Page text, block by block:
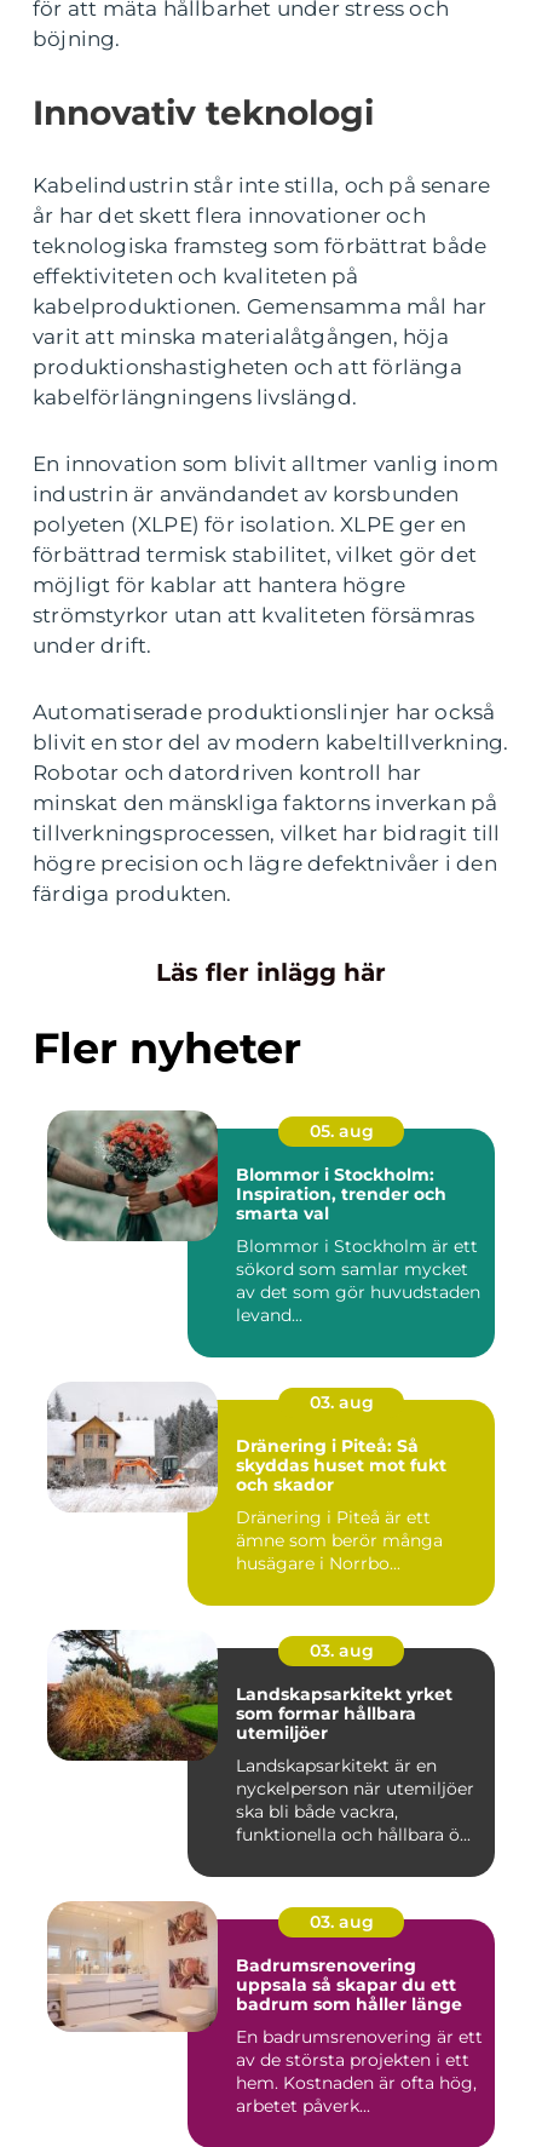
för att mäta hållbarhet under stress och
böjning.
Innovativ teknologi
Kabelindustrin står inte stilla, och på senare
år har det skett flera innovationer och
teknologiska framsteg som förbättrat både
effektiviteten och kvaliteten på
kabelproduktionen. Gemensamma mål har
varit att minska materialåtgången, höja
produktionshastigheten och att förlänga
kabelförlängningens livslängd.
En innovation som blivit alltmer vanlig inom
industrin är användandet av korsbunden
polyeten (XLPE) för isolation. XLPE ger en
förbättrad termisk stabilitet, vilket gör det
möjligt för kablar att hantera högre
strömstyrkor utan att kvaliteten försämras
under drift.
Automatiserade produktionslinjer har också
blivit en stor del av modern kabeltillverkning.
Robotar och datordriven kontroll har
minskat den mänskliga faktorns inverkan på
tillverkningsprocessen, vilket har bidragit till
högre precision och lägre defektnivåer i den
färdiga produkten.
Läs fler inlägg här
Fler nyheter
05. aug
Blommor i Stockholm:
Inspiration, trender och
smarta val
Blommor i Stockholm är ett
sökord som samlar mycket
av det som gör huvudstaden
levand...
03. aug
Dränering i Piteå: Så
skyddas huset mot fukt
och skador
Dränering i Piteå är ett
ämne som berör många
husägare i Norrbo...
03. aug
Landskapsarkitekt yrket
som formar hållbara
utemiljöer
Landskapsarkitekt är en
nyckelperson när utemiljöer
ska bli både vackra,
funktionella och hållbara ö...
03. aug
Badrumsrenovering
uppsala så skapar du ett
badrum som håller länge
En badrumsrenovering är ett
av de största projekten i ett
hem. Kostnaden är ofta hög,
arbetet påverk...